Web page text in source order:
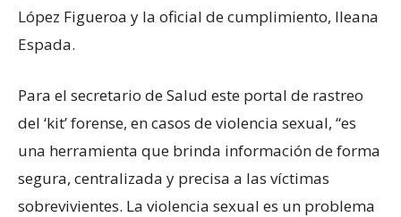
López Figueroa y la oficial de cumplimiento, Ileana
Espada.
Para el secretario de Salud este portal de rastreo
del ‘kit’ forense, en casos de violencia sexual, “es
una herramienta que brinda información de forma
segura, centralizada y precisa a las víctimas
sobrevivientes. La violencia sexual es un problema